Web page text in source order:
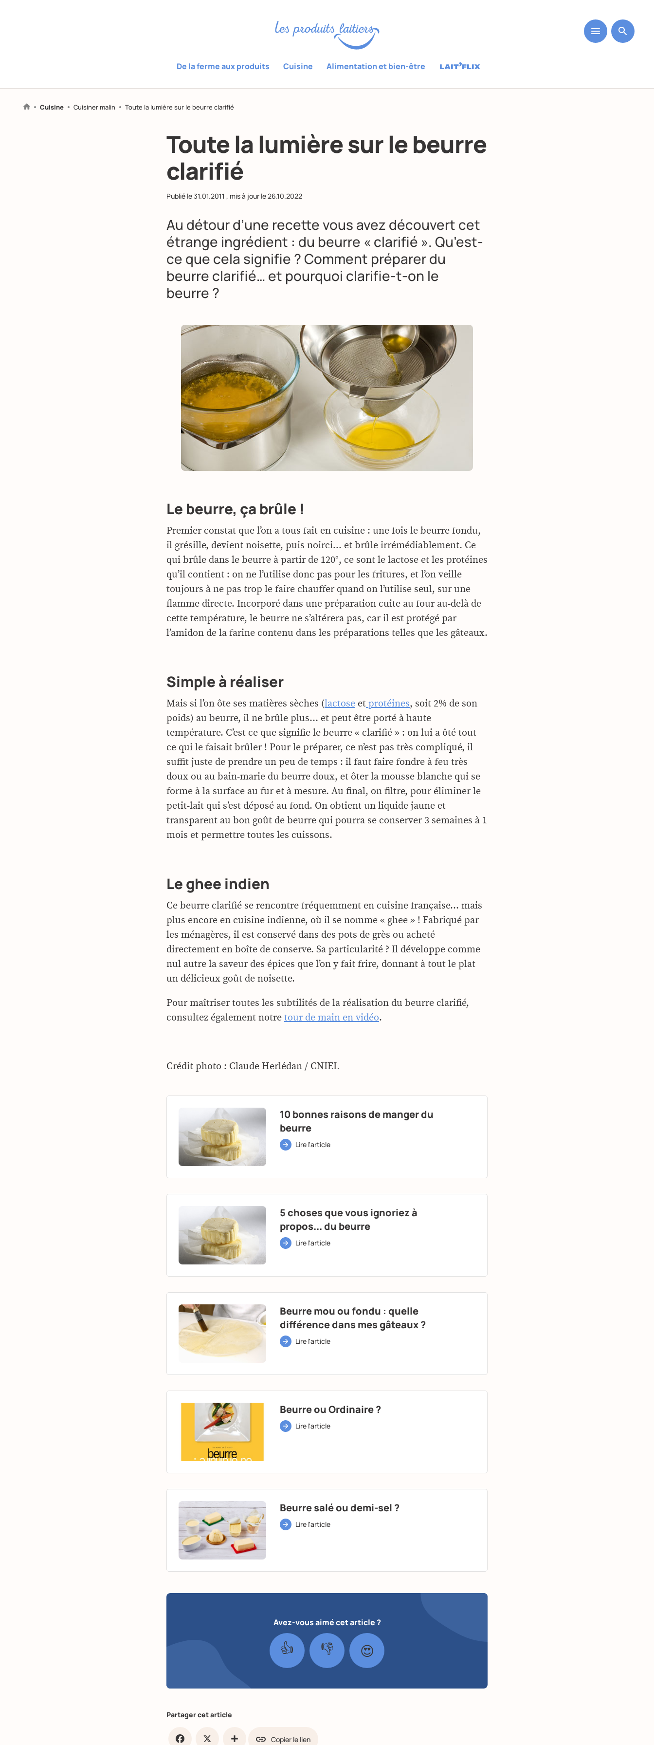
De la ferme aux produits Cuisine Alimentation et bien-être
Cuisine Cuisiner malin Toute la lumière sur le beurre clarifié
Toute la lumière sur le beurre
clarifié
Publié le31.01.2011 , mis à jour le26.10.2022
Au détour d’une recette vous avez découvert cet
étrange ingrédient : du beurre « clarifié ». Qu’est-
ce que cela signifie ? Comment préparer du
beurre clarifié… et pourquoi clarifie-t-on le
beurre ?
Le beurre, ça brûle !
Premier constat que l’on a tous fait en cuisine : une fois le beurre fondu,
il grésille, devient noisette, puis noirci… et brûle irrémédiablement. Ce
qui brûle dans le beurre à partir de 120°, ce sont le lactose et les protéines
qu’il contient : on ne l’utilise donc pas pour les fritures, et l’on veille
toujours à ne pas trop le faire chauffer quand on l’utilise seul, sur une
flamme directe. Incorporé dans une préparation cuite au four au-delà de
cette température, le beurre ne s’altérera pas, car il est protégé par
l’amidon de la farine contenu dans les préparations telles que les gâteaux.
Simple à réaliser
Mais si l’on ôte ses matières sèches (lactose et protéines, soit 2% de son
poids) au beurre, il ne brûle plus… et peut être porté à haute
température. C’est ce que signifie le beurre « clarifié » : on lui a ôté tout
ce qui le faisait brûler ! Pour le préparer, ce n’est pas très compliqué, il
suffit juste de prendre un peu de temps : il faut faire fondre à feu très
doux ou au bain-marie du beurre doux, et ôter la mousse blanche qui se
forme à la surface au fur et à mesure. Au final, on filtre, pour éliminer le
petit-lait qui s’est déposé au fond. On obtient un liquide jaune et
transparent au bon goût de beurre qui pourra se conserver 3 semaines à 1
mois et permettre toutes les cuissons.
Le ghee indien
Ce beurre clarifié se rencontre fréquemment en cuisine française… mais
plus encore en cuisine indienne, où il se nomme « ghee » ! Fabriqué par
les ménagères, il est conservé dans des pots de grès ou acheté
directement en boîte de conserve. Sa particularité ? Il développe comme
nul autre la saveur des épices que l’on y fait frire, donnant à tout le plat
un délicieux goût de noisette.
Pour maîtriser toutes les subtilités de la réalisation du beurre clarifié,
consultez également notre tour de main en vidéo.
Crédit photo : Claude Herlédan / CNIEL
10 bonnes raisons de manger du
beurre
Lire l'article
5 choses que vous ignoriez à
propos... du beurre
Lire l'article
Beurre mou ou fondu : quelle
différence dans mes gâteaux ?
Lire l'article
Beurre ou Ordinaire ?
Lire l'article
Beurre salé ou demi-sel ?
Lire l'article
Avez-vous aimé cet article ?
👍 👎 😍
Partager cet article
Copier le lien